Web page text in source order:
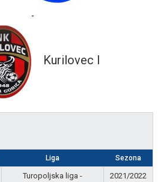
-
Kurilovec I
Liga Sezona
Turopoljska liga -
2021/2022